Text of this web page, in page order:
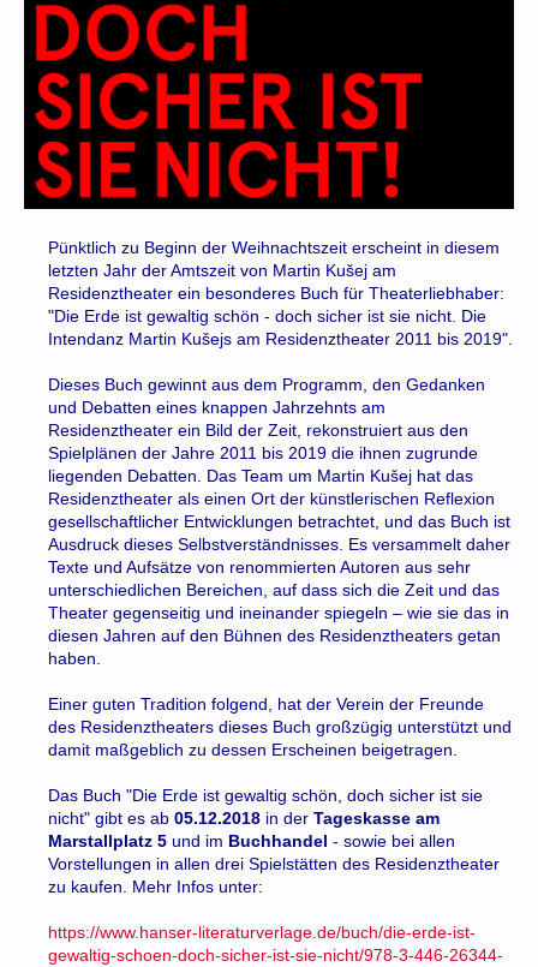
Pünktlich zu Beginn der Weihnachtszeit erscheint in diesem
letzten Jahr der Amtszeit von Martin Kušej am
Residenztheater ein besonderes Buch für Theaterliebhaber:
"Die Erde ist gewaltig schön - doch sicher ist sie nicht. Die
Intendanz Martin Kušejs am Residenztheater 2011 bis 2019".
Dieses Buch gewinnt aus dem Programm, den Gedanken
und Debatten eines knappen Jahrzehnts am
Residenztheater ein Bild der Zeit, rekonstruiert aus den
Spielplänen der Jahre 2011 bis 2019 die ihnen zugrunde
liegenden Debatten. Das Team um Martin Kušej hat das
Residenztheater als einen Ort der künstlerischen Reflexion
gesellschaftlicher Entwicklungen betrachtet, und das Buch ist
Ausdruck dieses Selbstverständnisses. Es versammelt daher
Texte und Aufsätze von renommierten Autoren aus sehr
unterschiedlichen Bereichen, auf dass sich die Zeit und das
Theater gegenseitig und ineinander spiegeln – wie sie das in
diesen Jahren auf den Bühnen des Residenztheaters getan
haben.
Einer guten Tradition folgend, hat der Verein der Freunde
des Residenztheaters dieses Buch großzügig unterstützt und
damit maßgeblich zu dessen Erscheinen beigetragen.
Das Buch "Die Erde ist gewaltig schön, doch sicher ist sie
nicht" gibt es ab 05.12.2018 in der Tageskasse am
Marstallplatz 5 und im Buchhandel - sowie bei allen
Vorstellungen in allen drei Spielstätten des Residenztheater
zu kaufen. Mehr Infos unter:
https://www.hanser-literaturverlage.de/buch/die-erde-ist-
gewaltig-schoen-doch-sicher-ist-sie-nicht/978-3-446-26344-